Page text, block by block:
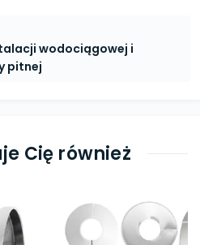
wodociągowej i
pitnej
Cię również